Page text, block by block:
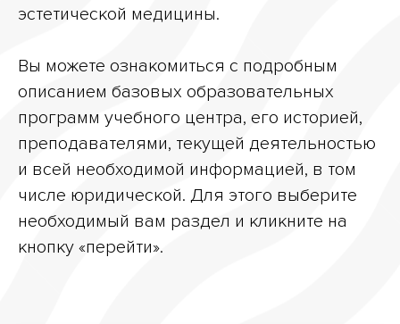
эстетической медицины.
Вы можете ознакомиться с подробным
описанием базовых образовательных
программ учебного центра, его историей,
преподавателями, текущей деятельностью
и всей необходимой информацией, в том
числе юридической. Для этого выберите
необходимый вам раздел и кликните на
кнопку «перейти».